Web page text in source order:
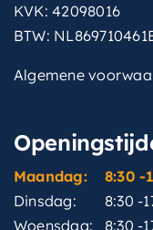
KVK: 42098016
BTW:
Algemene
Maandag:
8:30 -
Dinsdag:
8:30 -
Woensdag:
8:30 -